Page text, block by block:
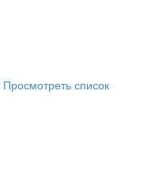
Просмотреть список